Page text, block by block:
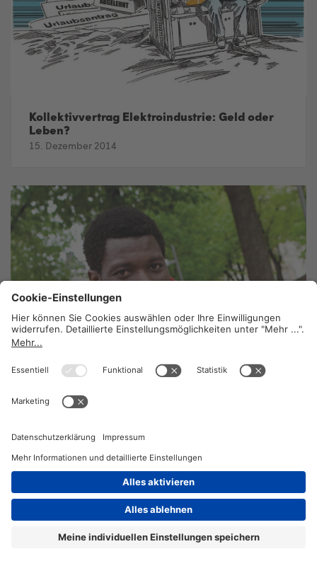
Kollektivvertrag Elektroindustrie: Geld oder
Leben?
15. Dezember 2014
15. Dezember 2014